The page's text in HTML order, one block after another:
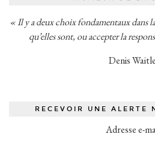
« Il y a deux choix fondamentaux dans
qu’elles sont, ou accepter la
Denis
RECEVOIR UNE ALERTE
Adresse e-